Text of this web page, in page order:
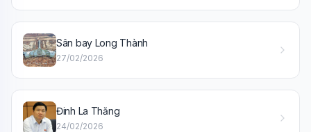
Sân bay Long Thành
27/02/2026
Đinh La Thăng
24/02/2026